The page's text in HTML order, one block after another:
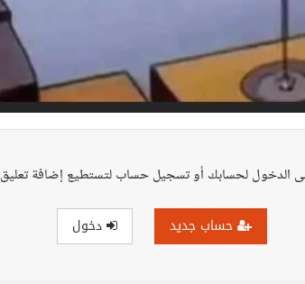
الدخول لحسابك أو تسجيل حساب لتستطيع إضافة تعليق
حساب جديد دخول